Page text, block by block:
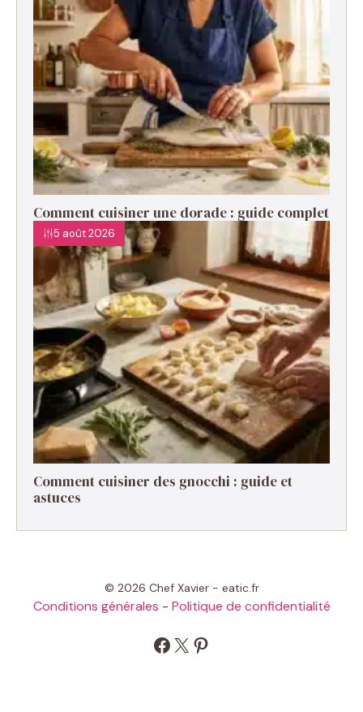
Comment cuisiner une dorade : guide complet
5 août 2026
Comment cuisiner des gnocchi : guide et
astuces
© 2026 Chef Xavier - eatic.fr
Conditions générales - Politique de confidentialité
Facebook
X Pinterest